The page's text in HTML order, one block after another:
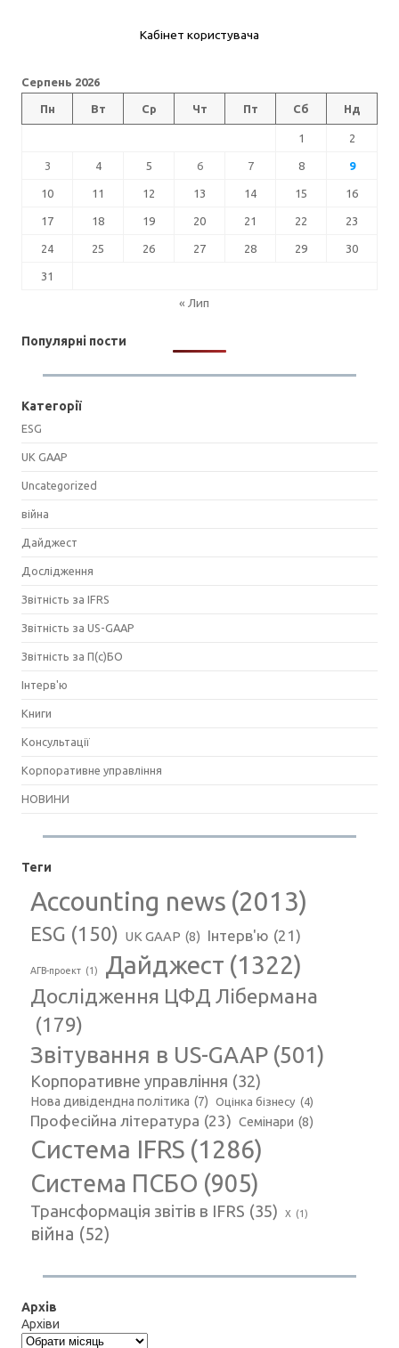
Кабінет користувача
Серпень 2026
Пн Вт Ср Чт Пт Сб Нд
1 2
3 4 5 6 7 8 9
10 11 12 13 14 15 16
17 18 19 20 21 22 23
24 25 26 27 28 29 30
31
« Лип
Популярні пости
Категорії
ESG
UK GAAP
Uncategorized
війна
Дайджест
Дослідження
Звітність за IFRS
Звітність за US-GAAP
Звітність за П(с)БО
Інтерв'ю
Книги
Консультації
Корпоративне управління
НОВИНИ
Теги
Accounting news (2013)
ESG (150) UK GAAP (8) Інтерв'ю (21)
АГВ-проект (1) Дайджест (1322)
Дослідження ЦФД Лібермана
(179)
Звітування в US-GAAP (501)
Корпоративне управління (32)
Нова дивідендна політика (7) Оцінка бізнесу (4)
Професійна література (23) Семінари (8)
Система IFRS (1286)
Система ПСБО (905)
Трансформація звітів в IFRS (35) Х (1)
війна (52)
Архів
Архіви